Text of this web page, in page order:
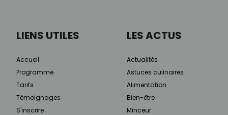
LIENS UTILES
Accueil
Programme
Tarifs
Témoignages
S'inscrire
LES ACTUS
Actualités
Astuces culinaires
Alimentation
Bien-être
Minceur